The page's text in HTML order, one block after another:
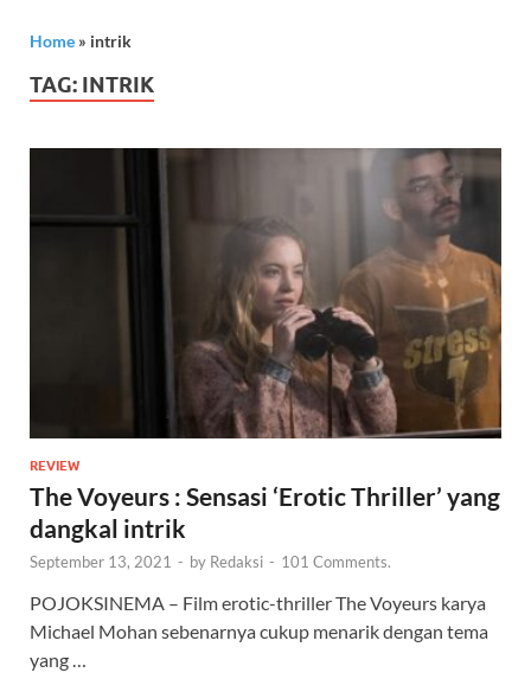
Home » intrik
TAG: INTRIK
REVIEW
The Voyeurs : Sensasi ‘Erotic Thriller’ yang
dangkal intrik
September 13, 2021 - by Redaksi - 101 Comments.
POJOKSINEMA – Film erotic-thriller The Voyeurs karya
Michael Mohan sebenarnya cukup menarik dengan tema
yang …